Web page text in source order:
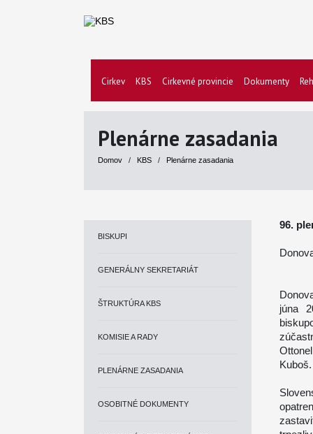
Cirkev KBS Cirkevné provincie Dokumenty
Plenárne zasadania
Domov / KBS / Plenárne zasadania
BISKUPI
GENERÁLNY SEKRETARIÁT
ŠTRUKTÚRA KBS
KOMISIE A RADY
PLENÁRNE ZASADANIA
OSOBITNÉ DOKUMENTY
96.
júna
Kuboš.